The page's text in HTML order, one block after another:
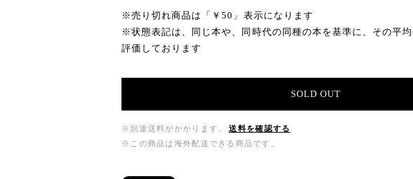
※売り切れ商品は「￥50」表示になります
※状態表記は、同じ本や、同時代の同種の本を基準に、その平
評価しております
SOLD OUT
※別途送料がかかります。
送料を確認する
※この商品は海外配送できる商品です。